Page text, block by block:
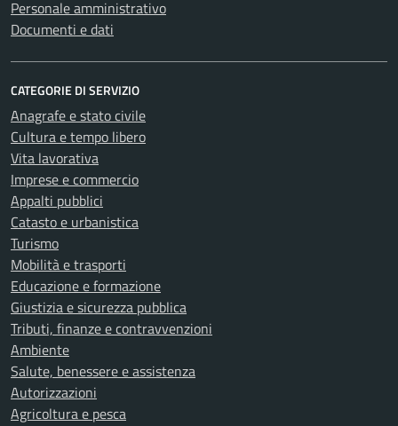
Personale amministrativo
Documenti e dati
CATEGORIE DI SERVIZIO
Anagrafe e stato civile
Cultura e tempo libero
Vita lavorativa
Imprese e commercio
Appalti pubblici
Catasto e urbanistica
Turismo
Mobilità e trasporti
Educazione e formazione
Giustizia e sicurezza pubblica
Tributi, finanze e contravvenzioni
Ambiente
Salute, benessere e assistenza
Autorizzazioni
Agricoltura e pesca